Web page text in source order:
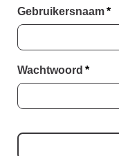
Gebruikersnaam*
Wachtwoord *